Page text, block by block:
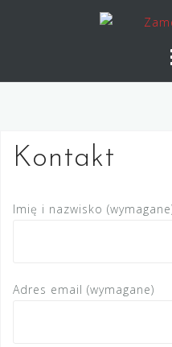
Kontakt
Imię i nazwisko
Adres email (wymagane)